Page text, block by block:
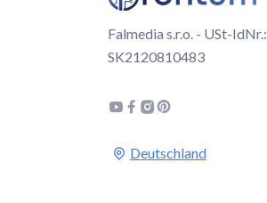
Falmedia s.r.o. - USt-IdNr.:
SK2120810483